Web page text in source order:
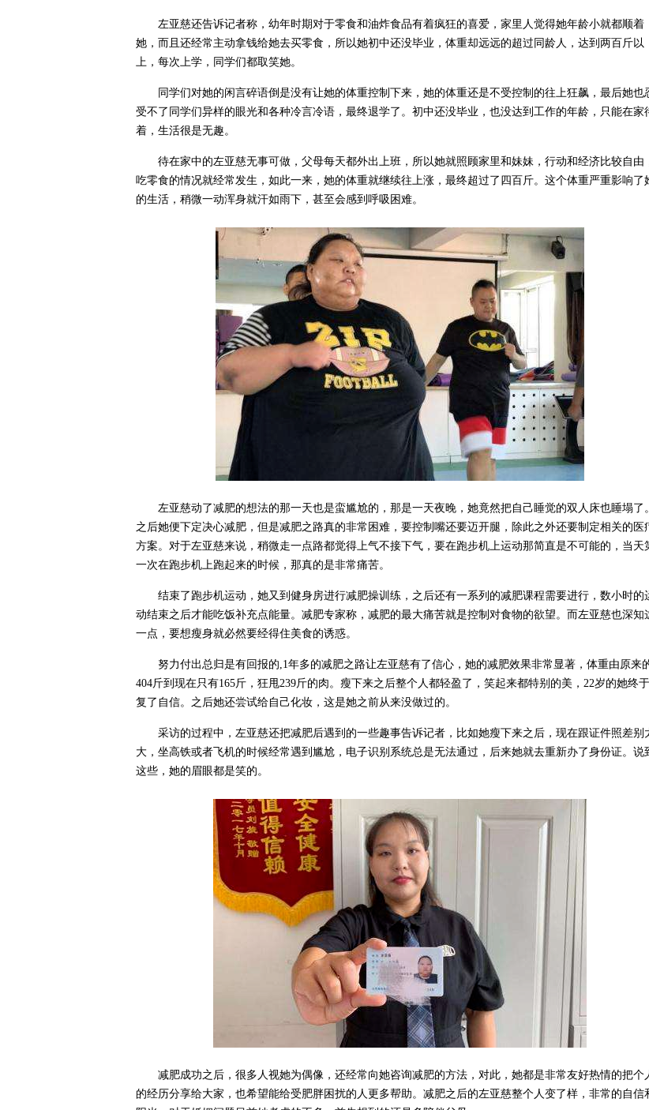
左亚慈还告诉记者称，幼年时期对于零食和油炸食品有着疯狂的喜爱，家里人觉得她年龄小就都顺着
她，而且还经常主动拿钱给她去买零食，所以她初中还没毕业，体重却远远的超过同龄人，达到两百斤以
上，每次上学，同学们都取笑她。
同学们对她的闲言碎语倒是没有让她的体重控制下来，她的体重还是不受控制的往上狂飙，最后她也
受不了同学们异样的眼光和各种冷言冷语，最终退学了。初中还没毕业，也没达到工作的年龄，只能在家
着，生活很是无趣。
待在家中的左亚慈无事可做，父母每天都外出上班，所以她就照顾家里和妹妹，行动和经济比较自由
吃零食的情况就经常发生，如此一来，她的体重就继续往上涨，最终超过了四百斤。这个体重严重影响了
的生活，稍微一动浑身就汗如雨下，甚至会感到呼吸困难。
左亚慈动了减肥的想法的那一天也是蛮尴尬的，那是一天夜晚，她竟然把自己睡觉的双人床也睡塌了。
之后她便下定决心减肥，但是减肥之路真的非常困难，要控制嘴还要迈开腿，除此之外还要制定相关的医
方案。对于左亚慈来说，稍微走一点路都觉得上气不接下气，要在跑步机上运动那简直是不可能的，当天
一次在跑步机上跑起来的时候，那真的是非常痛苦。
结束了跑步机运动，她又到健身房进行减肥操训练，之后还有一系列的减肥课程需要进行，数小时的
动结束之后才能吃饭补充点能量。减肥专家称，减肥的最大痛苦就是控制对食物的欲望。而左亚慈也深知
一点，要想瘦身就必然要经得住美食的诱惑。
努力付出总归是有回报的,1年多的减肥之路让左亚慈有了信心，她的减肥效果非常显著，体重由原来
404斤到现在只有165斤，狂甩239斤的肉。瘦下来之后整个人都轻盈了，笑起来都特别的美，22岁的她终
复了自信。之后她还尝试给自己化妆，这是她之前从来没做过的。
采访的过程中，左亚慈还把减肥后遇到的一些趣事告诉记者，比如她瘦下来之后，现在跟证件照差别
大，坐高铁或者飞机的时候经常遇到尴尬，电子识别系统总是无法通过，后来她就去重新办了身份证。说
这些，她的眉眼都是笑的。
减肥成功之后，很多人视她为偶像，还经常向她咨询减肥的方法，对此，她都是非常友好热情的把个
的经历分享给大家，也希望能给受肥胖困扰的人更多帮助。减肥之后的左亚慈整个人变了样，非常的自信